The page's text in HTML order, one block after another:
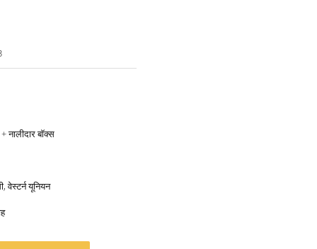
+ नालीदार बॉक्स
वेस्टर्न यूनियन